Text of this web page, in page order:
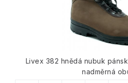
Livex 382 hnědá nubuk
nadměrná